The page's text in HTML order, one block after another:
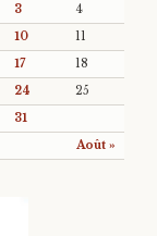
Août »
3
4
10
11
17
18
24
25
31